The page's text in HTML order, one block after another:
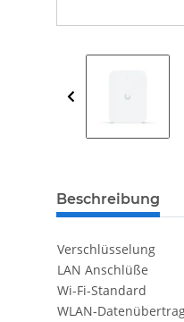
weitere
Beschreibung
Verschlüsselung
LAN Anschlüße
Wi-Fi-Standard
WLAN-